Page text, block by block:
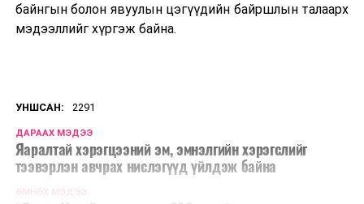
байнгын болон явуулын цэгүүдийн байршлын талаарх
мэдээллийг хүргэж байна.
УНШСАН: 2291
ДАРААХ МЭДЭЭ
Яаралтай хэрэгцээний эм, эмнэлгийн хэрэгслийг
тээвэрлэн авчрах нислэгүүд үйлдэж байна
ӨМНӨХ МЭДЭЭ